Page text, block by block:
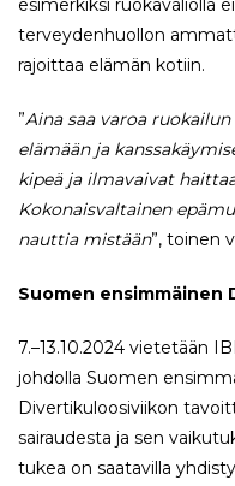
esimerkiksi ruokavaliolla
terveydenhuollon
rajoittaa elämän kotiin.
”Aina saa varoa
elämään ja
kipeä ja ilmavaivat
Kokonaisvaltainen
nauttia mistään”, toinen
Suomen ensimmäinen
7.–13.10.2024 vietetään
johdolla Suomen
Divertikuloosiviikon
sairaudesta ja sen
tukea on saatavilla